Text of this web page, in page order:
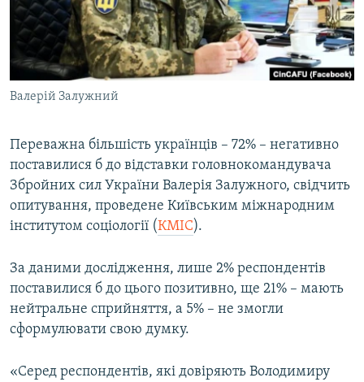
ВІДЕОУРОКИ «ELIFBE»
СВІДЧЕННЯ ОКУПАЦІЇ
УКРАЇНСЬКА ПРОБЛЕМА КРИМУ
ІНФОГРАФІКА
Русский
Qırımtatar
ДОЛУЧАЙСЯ!
Усі сайти RFE/RL
Валерій Залужний
Переважна більшість українців – 72% – негативно
поставилися б до відставки головнокомандувача
Збройних сил України Валерія Залужного, свідчить
опитування, проведене Київським міжнародним
інститутом соціології (КМІС).
За даними дослідження, лише 2% респондентів
поставилися б до цього позитивно, ще 21% – мають
нейтральне сприйняття, а 5% – не змогли
сформулювати свою думку.
«Серед респондентів, які довіряють Володимиру